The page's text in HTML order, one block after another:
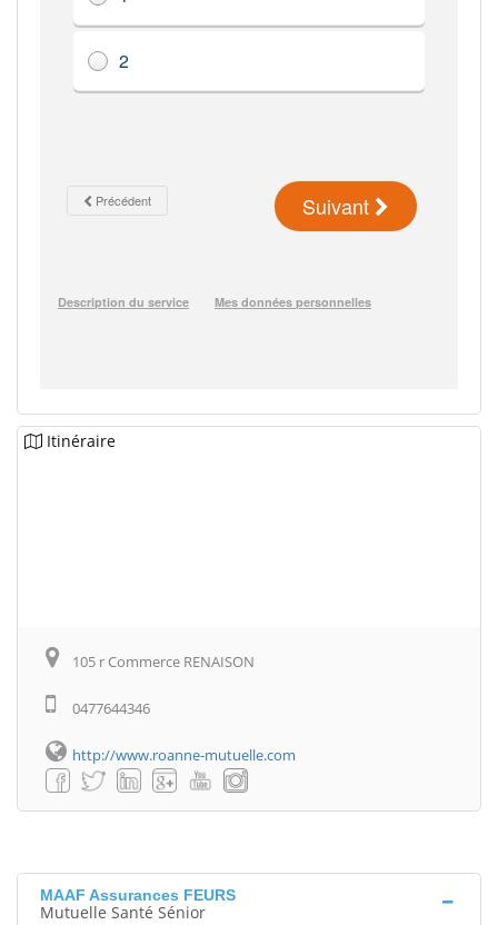
Itinéraire
105 r Commerce RENAISON
0477644346
http://www.roanne-mutuelle.com
MAAF Assurances FEURS
Mutuelle Santé Sénior